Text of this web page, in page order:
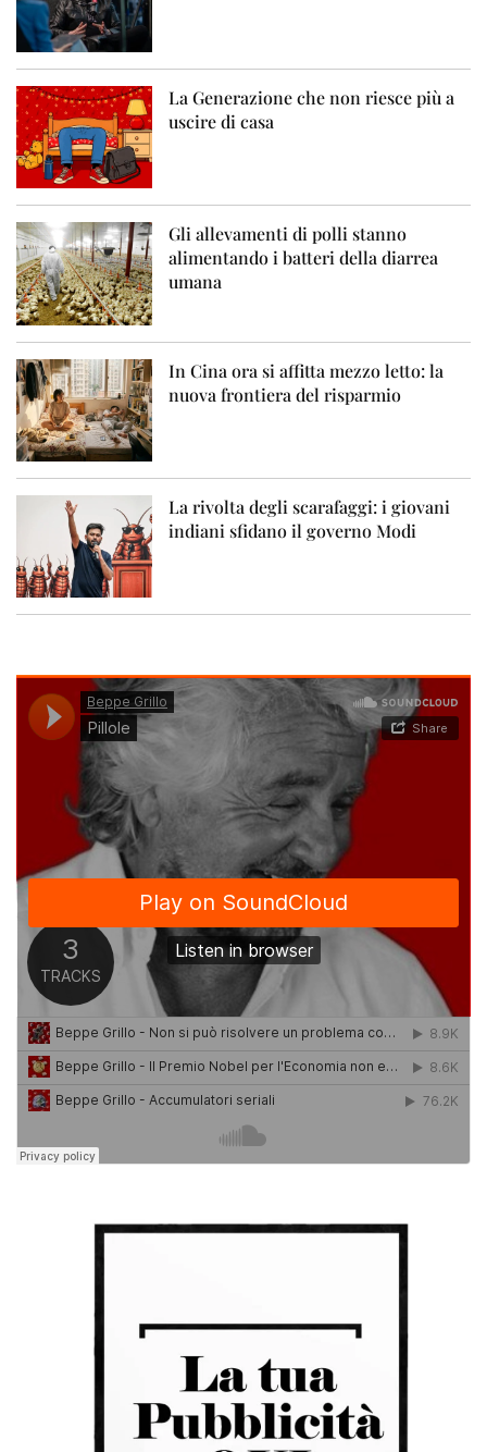
La Generazione che non riesce più a
uscire di casa
Gli allevamenti di polli stanno
alimentando i batteri della diarrea
umana
In Cina ora si affitta mezzo letto: la
nuova frontiera del risparmio
La rivolta degli scarafaggi: i giovani
indiani sfidano il governo Modi